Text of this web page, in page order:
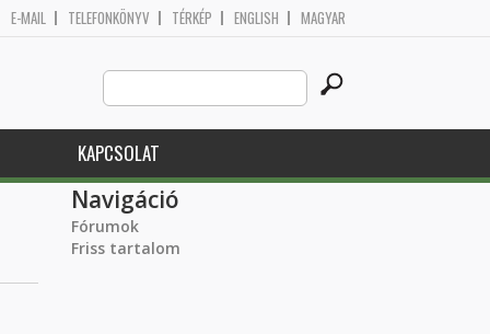
E-MAIL TELEFONKÖNYV TÉRKÉP ENGLISH MAGYAR
Search
this
site
KAPCSOLAT
Navigáció
Fórumok
Friss tartalom